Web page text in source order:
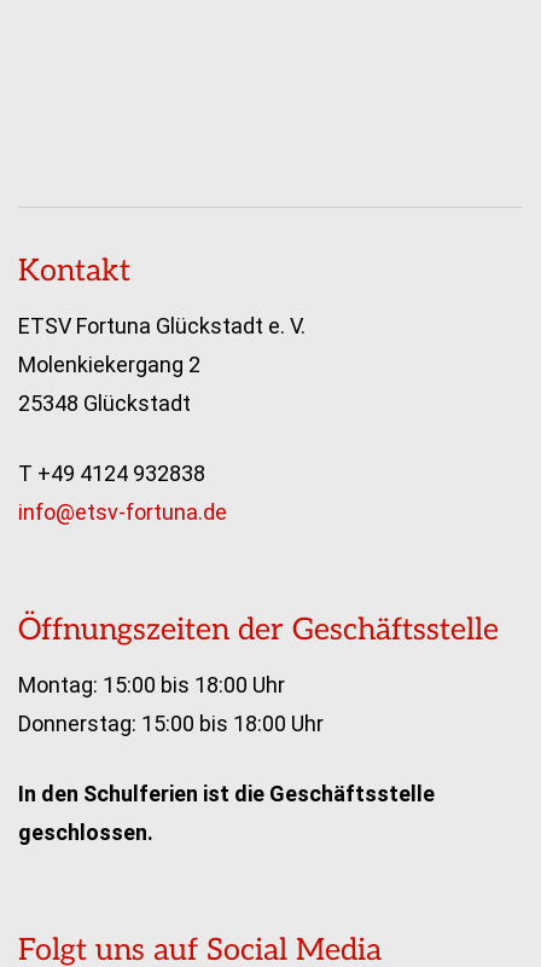
Kontakt
ETSV Fortuna Glückstadt e. V.
Molenkiekergang 2
25348 Glückstadt
T +49 4124 932838
info@etsv-fortuna.de
Öffnungszeiten der Geschäftsstelle
Montag: 15:00 bis 18:00 Uhr
Donnerstag: 15:00 bis 18:00 Uhr
In den Schulferien ist die Geschäftsstelle
geschlossen.
Folgt uns auf Social Media